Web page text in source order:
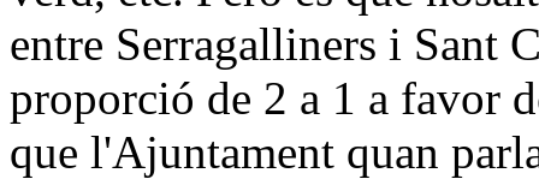
entre Serragalliners i Sant
proporció de 2 a 1 a favor
que l'Ajuntament quan